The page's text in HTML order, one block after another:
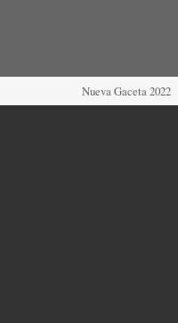
Nueva Gaceta 2022